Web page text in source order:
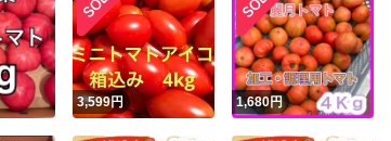
安心取引出品者
安心取引出品者 Yahoo!フリマの基準をク
取引実績
この商品の情報をコ
商品画像の無断転載は禁止されています
3,599円 1,680円